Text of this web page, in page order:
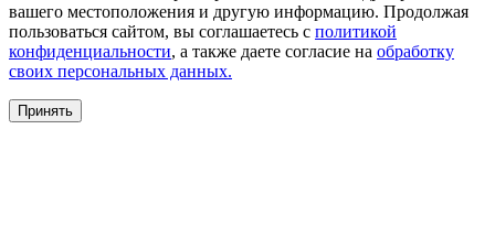
вашего местоположения и другую информацию. Продолжая
пользоваться сайтом, вы соглашаетесь с политикой
конфиденциальности, а также даете согласие на обработку
своих персональных данных.
Принять